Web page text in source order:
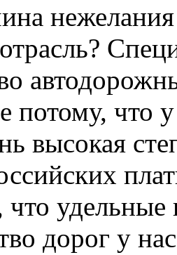
потому, что
высокая
что
дорог у